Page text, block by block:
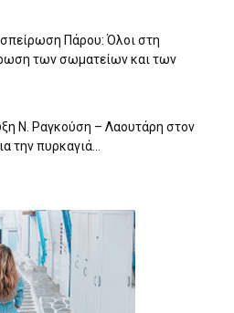
Πάρου: Όλοι στη
των σωματείων και των
Ν. Ραγκούση – Λαουτάρη στον
την πυρκαγιά...